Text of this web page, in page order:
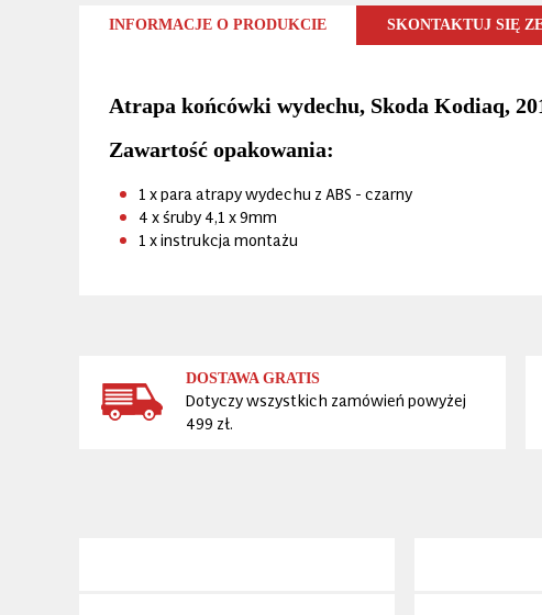
INFORMACJE O PRODUKCIE SKONTAKTUJ SIĘ
Atrapa końcówki wydechu, Skoda Kodiaq,
Zawartość opakowania:
1 x para atrapy wydechu z ABS - czarny
4 x śruby 4,1 x 9mm
1 x instrukcja montażu
DOSTAWA GRATIS
Dotyczy wszystkich zamówień powyżej
499 zł.